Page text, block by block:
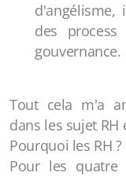
des
gouvernance.
Tout cela m'a
dans les sujet RH
Pourquoi les RH ?
Pour les